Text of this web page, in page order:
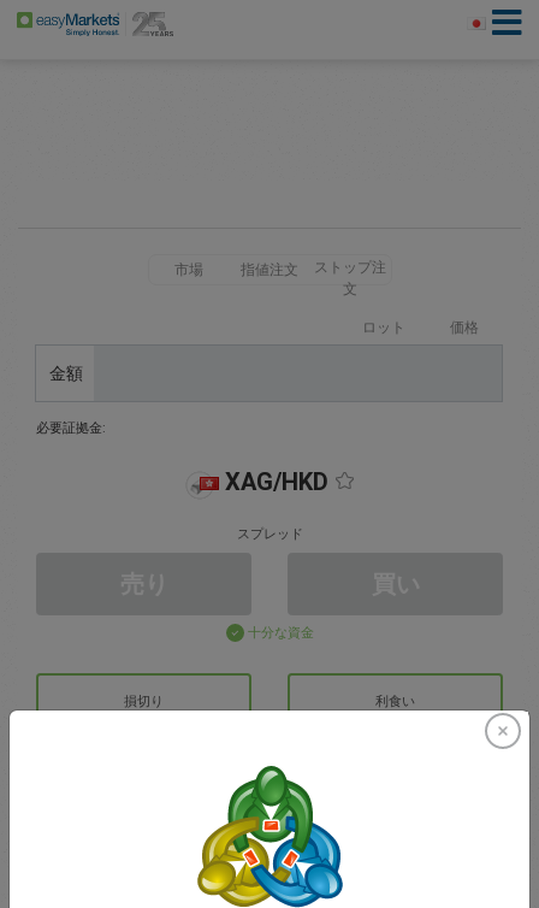
市場 指値注文
ストップ注
文
ロット 価格
金額
必要証拠金:
XAG/HKD
スプレッド
十分な資金
損切り 利食い
取引アカウントの作成